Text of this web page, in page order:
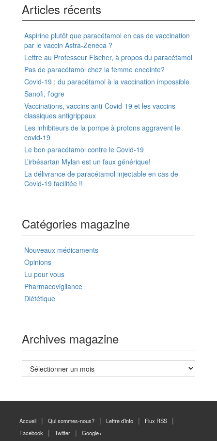
Articles récents
Aspirine plutôt que paracétamol en cas de vaccination
par le vaccin Astra-Zeneca ?
Lettre au Professeur Fischer, à propos du paracétamol
Pas de paracétamol chez la femme enceinte?
Covid-19 : du paracétamol à la vaccination impossible
Sanofi, l’ogre
Vaccinations, vaccins anti-Covid-19 et les vaccins
classiques antigrippaux
Les inhibiteurs de la pompe à protons aggravent le
covid-19
Le bon paracétamol contre le Covid-19
L’irbésartan Mylan est un faux générique!
La délivrance de paracétamol injectable en cas de
Covid-19 facilitée !!
Catégories magazine
Nouveaux médicaments
Opinions
Lu pour vous
Pharmacovigilance
Diététique
Archives magazine
Archives
magazine
Accueil Qui sommes-nous? Lettre d’info
Flux RSS
Facebook
Twitter Google+